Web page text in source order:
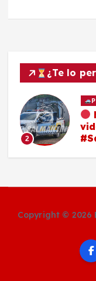
¿Te lo
2
Copyright © 2026